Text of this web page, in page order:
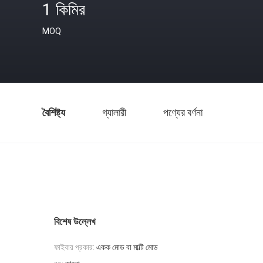
1 কিমির
MOQ
বৈশিষ্ট্য গ্যালারী পণ্যের বর্ণনা
বিশেষ উল্লেখ
ফাইবার প্রকার: একক মোড বা মাল্টি মোড